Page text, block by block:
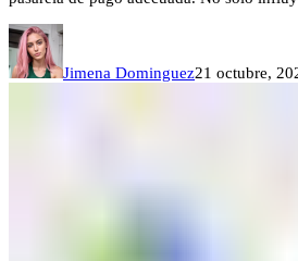
Jimena Dominguez21 octubre,